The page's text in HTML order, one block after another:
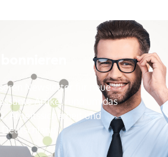
Newsletter für neue
Artikel rund um das
Arbeitssicherheit und